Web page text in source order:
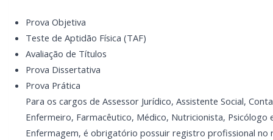
Prova Objetiva
Teste de Aptidão Física (TAF)
Avaliação de Títulos
Prova Dissertativa
Prova Prática
Para os cargos de Assessor Jurídico, Assistente Social,
Enfermeiro, Farmacêutico, Médico, Nutricionista, Psicólogo
Enfermagem, é obrigatório possuir registro profissional no